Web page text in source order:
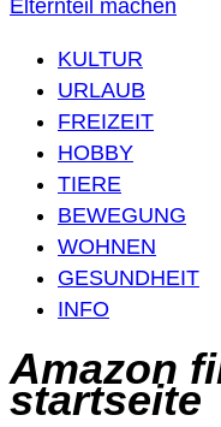
Elternteil machen
KULTUR
URLAUB
FREIZEIT
HOBBY
TIERE
BEWEGUNG
WOHNEN
GESUNDHEIT
INFO
Amazon
startseite